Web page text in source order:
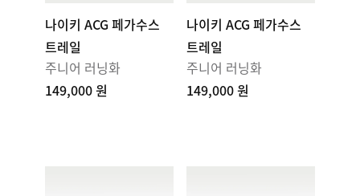
나이키 ACG 페가수스
트레일
주니어 러닝화
149,000 원
나이키 ACG 페가수스
트레일
주니어 러닝화
149,000 원